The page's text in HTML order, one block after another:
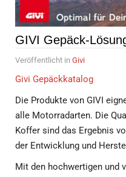
GIVI Gepäck-
Veröffentlicht in Givi
Givi Gepäckkatalog
Die Produkte von GIVI
alle Motorradarten. Die
Koffer sind das Ergebnis
der Entwicklung und
Mit den hochwertigen und